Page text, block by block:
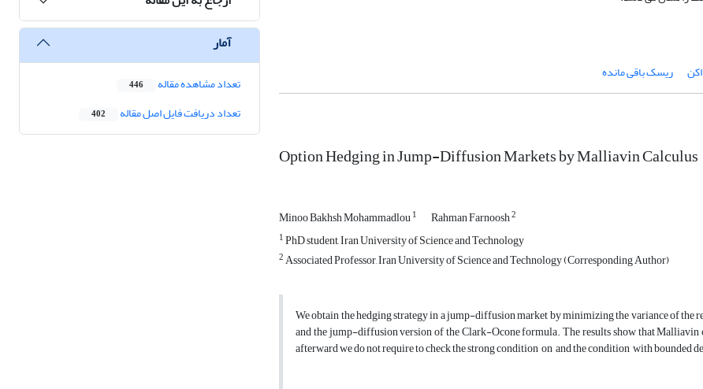
ریسک باقی مانده
Option Hedging in Jump-Diffusion Markets by Malliavin Calculus
Minoo Bakhsh Mohammadlou1 Rahman Farnoosh2
1PhD student, Iran University of Science and Technology
2Associated Professor, Iran University of Science and Technology (Corresponding Author)
We obtain the hedging strategy in a jump-diffusion market by minimizing the variance of
and the jump-diffusion version of the Clark-Ocone formula. The results show that Malliavin
afterward we do not require to check the strong condition on and the condition with bounded
آمار
تعداد مشاهده مقاله 446
تعداد دریافت فایل اصل مقاله 402